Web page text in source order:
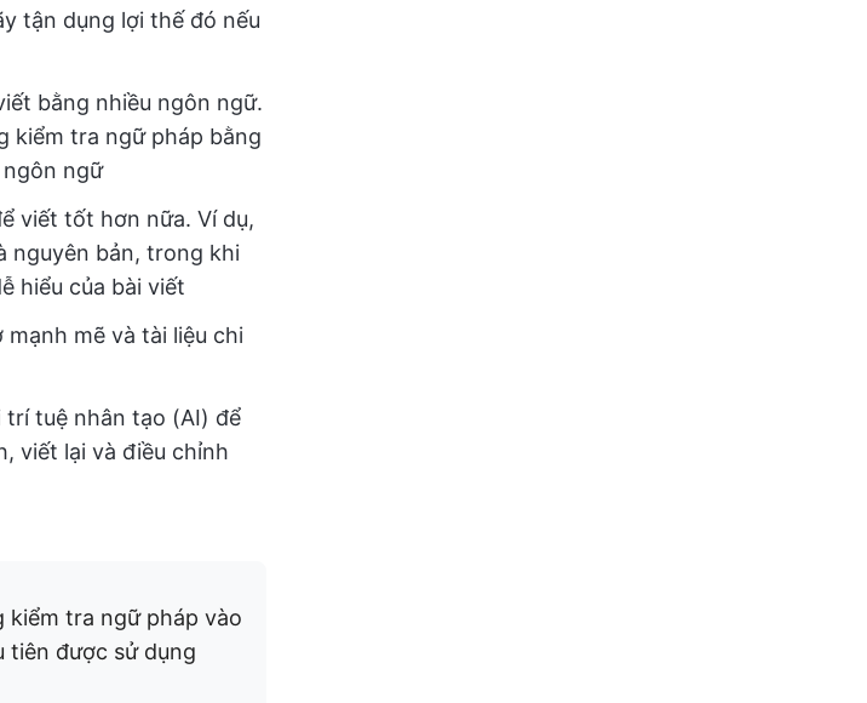
tận dụng lợi thế đó nếu
bằng nhiều ngôn ngữ.
kiểm tra ngữ pháp bằng
ngữ
viết tốt hơn nữa. Ví dụ,
nguyên bản, trong khi
hiểu của bài viết
mẽ và tài liệu chi
tuệ nhân tạo (AI) để
viết lại và điều chỉnh
kiểm tra ngữ pháp vào
tiên được sử dụng